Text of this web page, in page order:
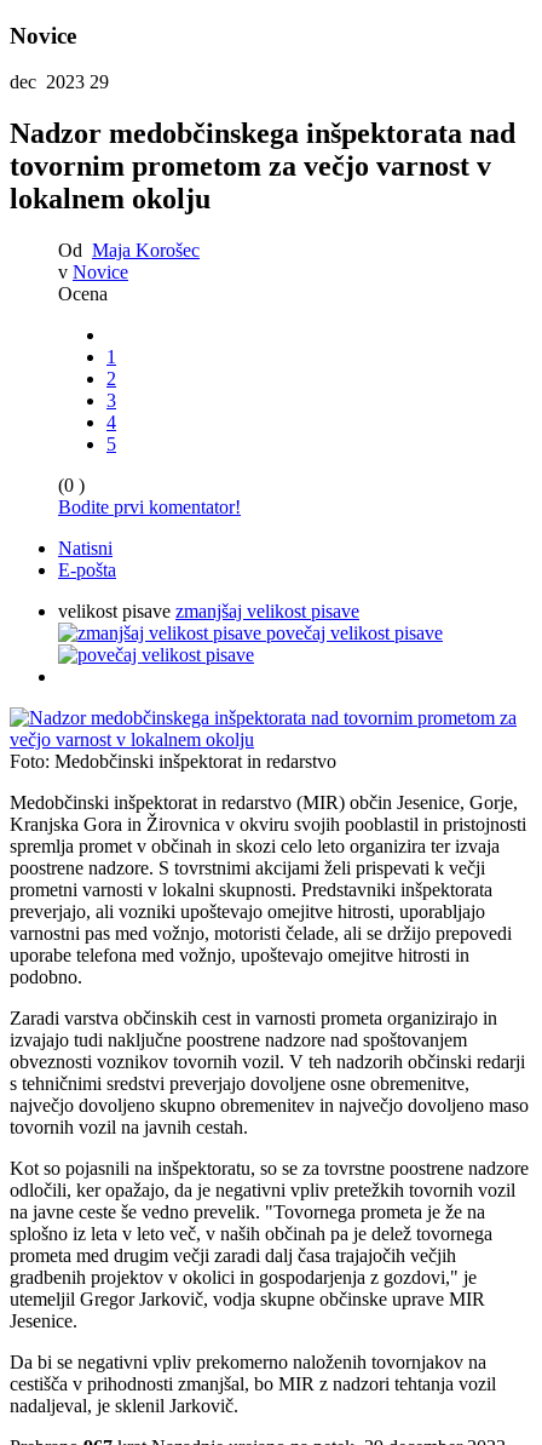
Novice
dec 2023 29
Nadzor medobčinskega inšpektorata nad
tovornim prometom za večjo varnost v
lokalnem okolju
Od Maja Korošec
v Novice
Ocena
1
2
3
4
5
(0 )
Bodite prvi komentator!
Natisni
E-pošta
velikost pisave zmanjšaj velikost pisave
povečaj velikost pisave
Foto: Medobčinski inšpektorat in redarstvo
Medobčinski inšpektorat in redarstvo (MIR) občin Jesenice, Gorje,
Kranjska Gora in Žirovnica v okviru svojih pooblastil in pristojnosti
spremlja promet v občinah in skozi celo leto organizira ter izvaja
poostrene nadzore. S tovrstnimi akcijami želi prispevati k večji
prometni varnosti v lokalni skupnosti. Predstavniki inšpektorata
preverjajo, ali vozniki upoštevajo omejitve hitrosti, uporabljajo
varnostni pas med vožnjo, motoristi čelade, ali se držijo prepovedi
uporabe telefona med vožnjo, upoštevajo omejitve hitrosti in
podobno.
Zaradi varstva občinskih cest in varnosti prometa organizirajo in
izvajajo tudi naključne poostrene nadzore nad spoštovanjem
obveznosti voznikov tovornih vozil. V teh nadzorih občinski redarji
s tehničnimi sredstvi preverjajo dovoljene osne obremenitve,
največjo dovoljeno skupno obremenitev in največjo dovoljeno maso
tovornih vozil na javnih cestah.
Kot so pojasnili na inšpektoratu, so se za tovrstne poostrene nadzore
odločili, ker opažajo, da je negativni vpliv pretežkih tovornih vozil
na javne ceste še vedno prevelik. "Tovornega prometa je že na
splošno iz leta v leto več, v naših občinah pa je delež tovornega
prometa med drugim večji zaradi dalj časa trajajočih večjih
gradbenih projektov v okolici in gospodarjenja z gozdovi," je
utemeljil Gregor Jarkovič, vodja skupne občinske uprave MIR
Jesenice.
Da bi se negativni vpliv prekomerno naloženih tovornjakov na
cestišča v prihodnosti zmanjšal, bo MIR z nadzori tehtanja vozil
nadaljeval, je sklenil Jarkovič.